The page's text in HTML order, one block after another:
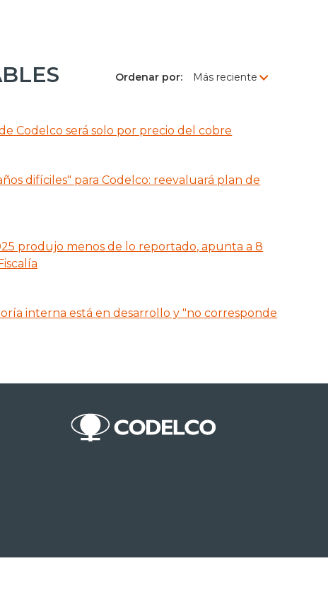
Ordenar por:
Codelco será solo por precio del cobre
difíciles" para Codelco: reevaluará plan de
produjo menos de lo reportado, apunta a 8
interna está en desarrollo y "no corresponde